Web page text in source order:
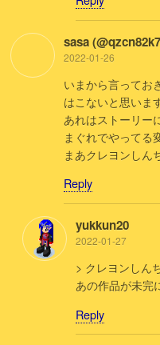
sasa
2022-01-26
いまから言って
はこないと思いま
あれはストーリ
まぐれでやってる
まあクレヨンしん
Reply
yukkun20
2022-01-27
> クレヨンしん
あの作品が未
Reply